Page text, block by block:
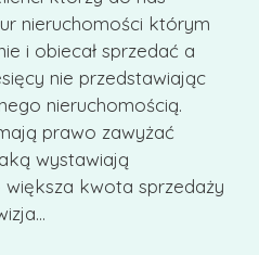
nieruchomości którym
i obiecał sprzedać a
nie przedstawiając
nieruchomością.
prawo zawyżać
wystawiają
kwota sprzedaży